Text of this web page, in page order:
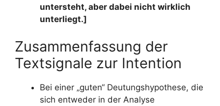
untersteht, aber dabei nicht wirklich
unterliegt.]
Zusammenfassung der
Textsignale zur Intention
Bei einer „guten“ Deutungshypothese, die
sich entweder in der Analyse